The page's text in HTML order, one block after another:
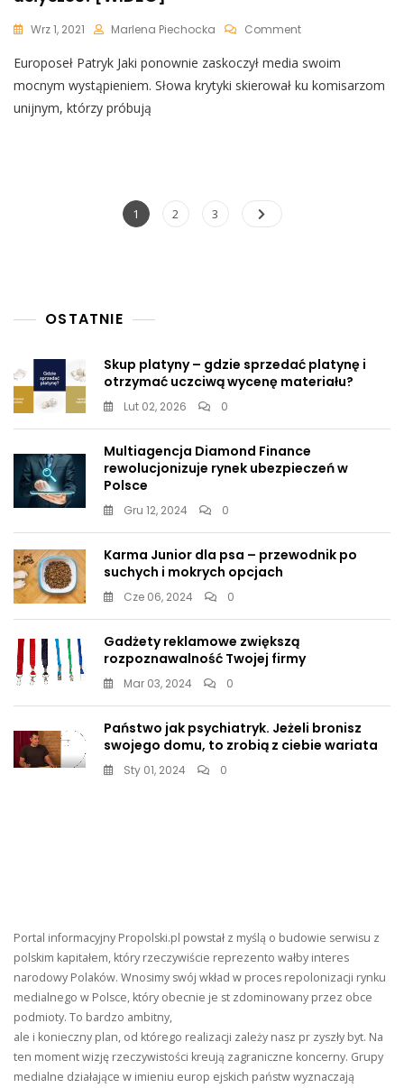
Wrz 1, 2021 Marlena Piechocka CommentOn
Wystąpienie
Europosła
Europoseł Patryk Jaki ponownie zaskoczył media swoim
mocnym wystąpieniem. Słowa krytyki skierował ku komisarzom
unijnym, którzy próbują
Nawigacja
Page
1 Page
2 Page
3
OSTATNIE
Skup platyny – gdzie sprzedać platynę i
otrzymać uczciwą wycenę materiału?
Lut 02, 2026 0
Multiagencja Diamond Finance
rewolucjonizuje rynek ubezpieczeń w
Polsce
Gru 12, 2024 0
Karma Junior dla psa – przewodnik po
suchych i mokrych opcjach
Cze 06, 2024 0
Gadżety reklamowe zwiększą
rozpoznawalność Twojej firmy
Mar 03, 2024 0
Państwo jak psychiatryk. Jeżeli bronisz
swojego domu, to zrobią z ciebie wariata
Sty 01, 2024 0
Portal informacyjny Propolski.pl powstał z myślą o budowie serwisu z
polskim kapitałem, który rzeczywiście reprezento wałby interes
narodowy Polaków. Wnosimy swój wkład w proces repolonizacji rynku
medialnego w Polsce, który obecnie je st zdominowany przez obce
podmioty. To bardzo ambitny,
ale i konieczny plan, od którego realizacji zależy nasz pr zyszły byt. Na
ten moment wizję rzeczywistości kreują zagraniczne koncerny. Grupy
medialne działające w imieniu europ ejskich państw wyznaczają